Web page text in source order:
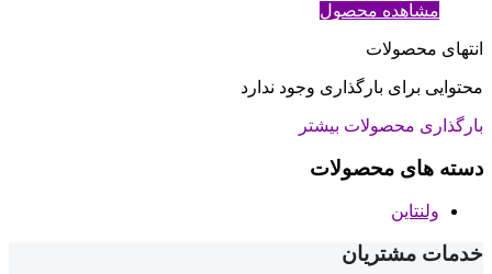
مشاهده محصول
انتهای محصولات
محتوایی برای بارگذاری وجود ندارد
بارگذاری محصولات بیشتر
دسته های محصولات
ولنتاین
خدمات مشتریان